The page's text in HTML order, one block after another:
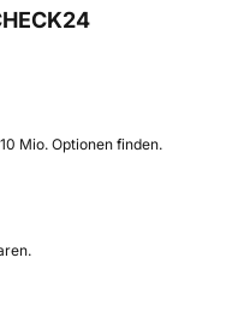
Mio. Optionen finden.